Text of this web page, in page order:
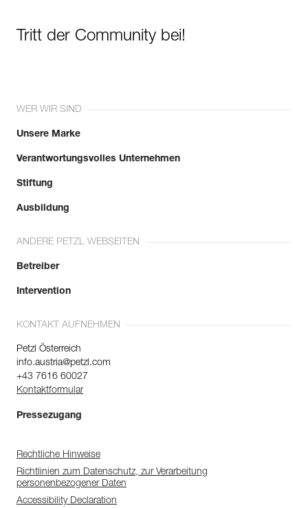
Tritt der Community bei!
WER WIR SIND
Unsere Marke
Verantwortungsvolles Unternehmen
Stiftung
Ausbildung
ANDERE PETZL WEBSEITEN
Betreiber
Intervention
KONTAKT AUFNEHMEN
Petzl Österreich
info.austria@petzl.com
+43 7616 60027
Kontaktformular
Pressezugang
Rechtliche Hinweise
Richtlinien zum Datenschutz, zur Verarbeitung
personenbezogener Daten
Accessibility Declaration